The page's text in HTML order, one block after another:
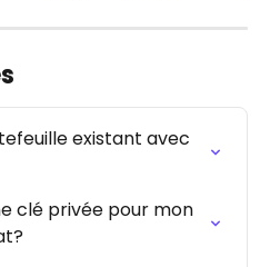
existant avec
clé privée pour mon